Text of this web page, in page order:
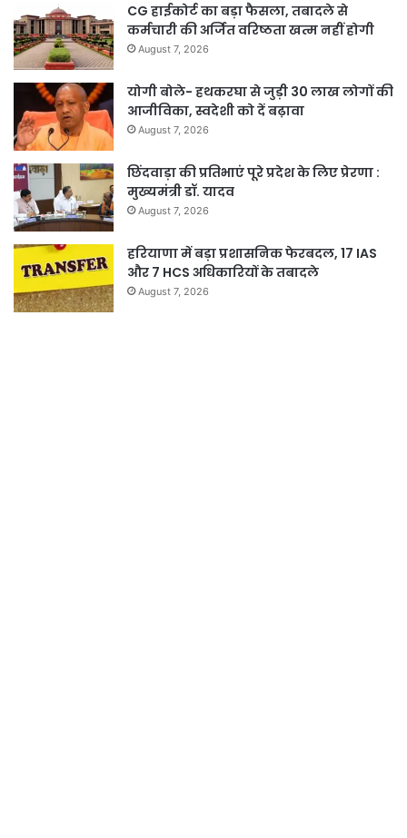
CG हाईकोर्ट का बड़ा फैसला, तबादले से
कर्मचारी की अर्जित वरिष्ठता खत्म नहीं होगी
August 7, 2026
योगी बोले- हथकरघा से जुड़ी 30 लाख लोगों की
आजीविका, स्वदेशी को दें बढ़ावा
August 7, 2026
छिंदवाड़ा की प्रतिभाएं पूरे प्रदेश के लिए प्रेरणा :
मुख्यमंत्री डॉ. यादव
August 7, 2026
हरियाणा में बड़ा प्रशासनिक फेरबदल, 17 IAS
और 7 HCS अधिकारियों के तबादले
August 7, 2026